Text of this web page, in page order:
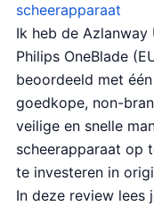
scheerapparaat
Ik heb de
Philips OneBlade
beoordeeld met
goedkope, non-
veilige en snelle
scheerapparaat op
te investeren in
In deze review lees